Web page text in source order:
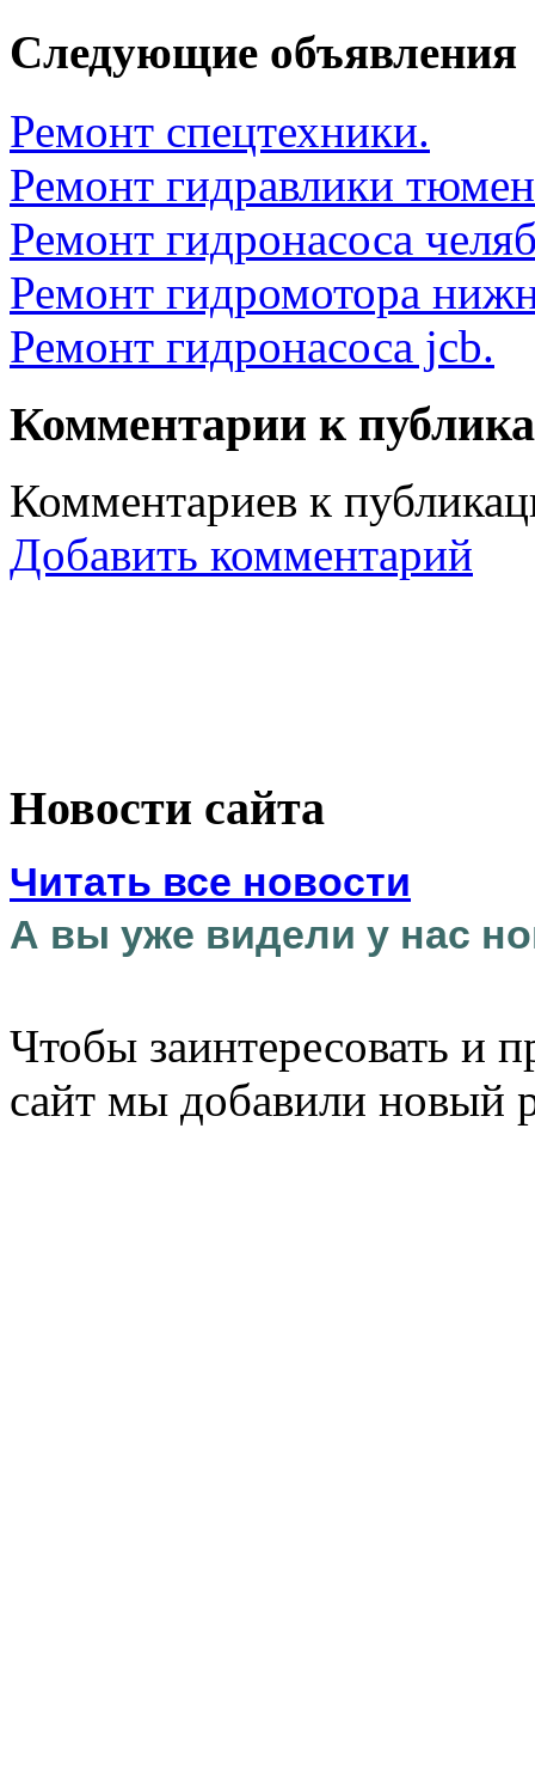
Следующие объявления
Ремонт спецтехники.
Ремонт гидравлики
Ремонт гидронасоса
Ремонт гидромотора
Ремонт гидронасоса jcb.
Комментарии к
Комментариев к
Добавить комментарий
Новости сайта
Читать все новости
А вы уже видели у нас
Чтобы заинтересовать и
сайт мы добавили новый